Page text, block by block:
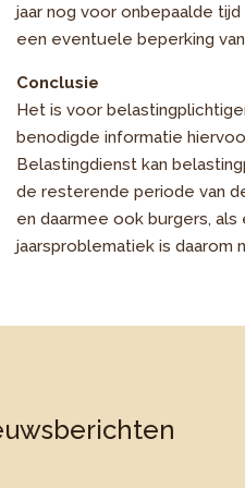
jaar nog voor onbepaalde
een eventuele beperking
Conclusie
Het is voor
benodigde informatie
Belastingdienst kan
de resterende periode van
en daarmee ook burgers,
jaarsproblematiek is daarom